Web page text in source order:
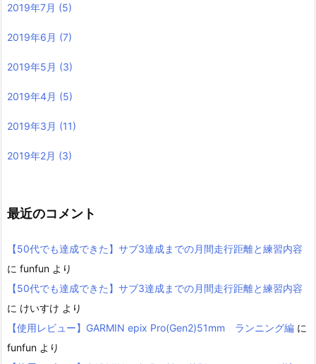
2019年7月 (5)
2019年6月 (7)
2019年5月 (3)
2019年4月 (5)
2019年3月 (11)
2019年2月 (3)
最近のコメント
【50代でも達成できた】サブ3達成までの月間走行距離と練習内容
に funfun より
【50代でも達成できた】サブ3達成までの月間走行距離と練習内容
に けいすけ より
【使用レビュー】GARMIN epix Pro(Gen2)51mm ランニング編 に
funfun より